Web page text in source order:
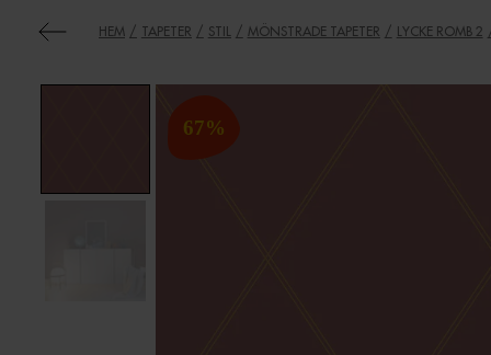
HEM TAPETER STIL MÖNSTRADE TAPETER LYCKE ROMB 2
67%